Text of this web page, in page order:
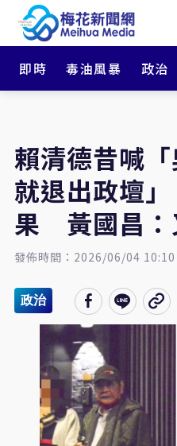
即時 毒油風暴 政治
賴清德昔喊
就退出政壇
果 黃國昌：
發佈時間：2026/06/04 10:10
政治